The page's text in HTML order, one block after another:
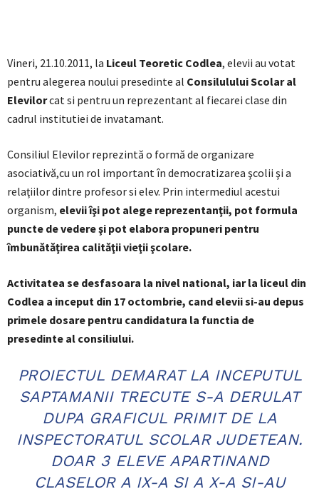
Vineri, 21.10.2011, la Liceul Teoretic Codlea, elevii au votat
pentru alegerea noului presedinte al Consilulului Scolar al
Elevilorcat si pentru un reprezentant al fiecarei clase din
cadrul institutiei de invatamant.
Consiliul Elevilor reprezintă o formă de organizare
asociativă,cu un rol important în democratizarea şcolii şi a
relaţiilor dintre profesor si elev. Prin intermediul acestui
organism, elevii îşi pot alege reprezentanţii, pot formula
puncte de vedere şi pot elabora propuneri pentru
îmbunătăţirea calităţii vieţii şcolare.
Activitatea se desfasoara la nivel national, iar la liceul din
Codlea a inceput din 17 octombrie, cand elevii si-au depus
primele dosare pentru candidatura la functia de
presedinte al consiliului.
PROIECTUL DEMARAT LA INCEPUTUL
SAPTAMANII TRECUTE S-A DERULAT
DUPA GRAFICUL PRIMIT DE LA
INSPECTORATUL SCOLAR JUDETEAN.
DOAR 3 ELEVE APARTINAND
CLASELOR A IX-A SI A X-A SI-AU